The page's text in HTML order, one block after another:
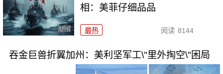
相：美菲仔细品品
最热 阅读 8144
吞金巨兽折翼加州：美利坚军工\"里外掏空\"困局